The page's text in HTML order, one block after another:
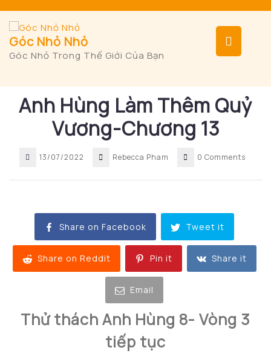
to
content
Góc Nhỏ Nhỏ
Góc Nhỏ Trong Thế Giới Của Bạn
Anh Hùng Làm Thêm Quỷ
Vương-Chương 13
13/07/2022 Rebecca Pham 0 Comments
Share on Facebook Tweet it
Share on Reddit Pin it Share it
Email
Thử thách Anh Hùng 8- Vòng 3
tiếp tục